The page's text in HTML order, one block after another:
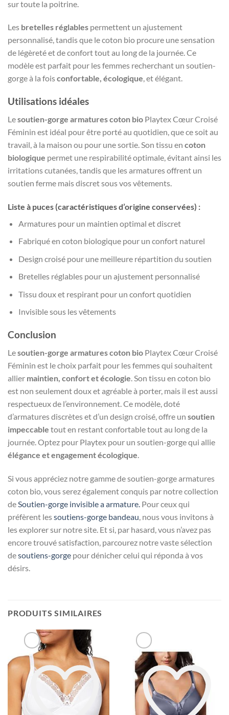
sur toute la poitrine.
Les bretelles réglables permettent un ajustement
personnalisé, tandis que le coton bio procure une sensation
de légèreté et de confort tout au long de la journée. Ce
modèle est parfait pour les femmes recherchant un soutien-
gorge à la foisconfortable, écologique, et élégant.
Utilisations idéales
Lesoutien-gorge armatures coton bio Playtex Cœur Croisé
Féminin est idéal pour être porté au quotidien, que ce soit au
travail, à la maison ou pour une sortie. Son tissu en coton
biologique permet une respirabilité optimale, évitant ainsi les
irritations cutanées, tandis que les armatures offrent un
soutien ferme mais discret sous vos vêtements.
Liste à puces (caractéristiques d’origine conservées) :
Armatures pour un maintien optimal et discret
Fabriqué en coton biologique pour un confort naturel
Design croisé pour une meilleure répartition du soutien
Bretelles réglables pour un ajustement personnalisé
Tissu doux et respirant pour un confort quotidien
Invisible sous les vêtements
Conclusion
Lesoutien-gorge armatures coton bio Playtex Cœur Croisé
Féminin est le choix parfait pour les femmes qui souhaitent
allier maintien, confort et écologie. Son tissu en coton bio
est non seulement doux et agréable à porter, mais il est aussi
respectueux de l’environnement. Ce modèle, doté
d’armatures discrètes et d’un design croisé, offre un soutien
impeccable tout en restant confortable tout au long de la
journée. Optez pour Playtex pour un soutien-gorge qui allie
élégance et engagement écologique.
Si vous appréciez notre gamme de soutien-gorge armatures
coton bio, vous serez également conquis par notre collection
de Soutien-gorge invisible a armature. Pour ceux qui
préfèrent lessoutiens-gorge bandeau , nous vous invitons à
les explorer sur notre site. Et si, par hasard, vous n’avez pas
encore trouvé satisfaction, parcourez notre vaste sélection
desoutiens-gorge pour dénicher celui qui réponda à vos
désirs.
PRODUITS SIMILAIRES